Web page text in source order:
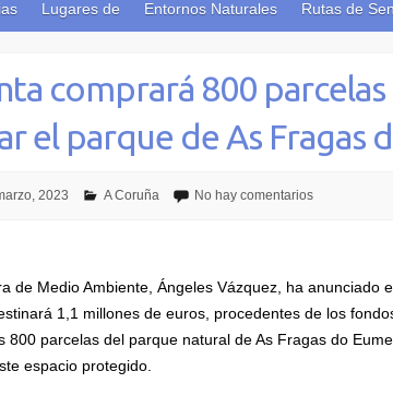
Lugares de Entornos Naturales Rutas de
comprará 800 parcelas
el parque de As Fragas
2023 A Coruña No hay comentarios
de Medio Ambiente, Ángeles Vázquez, ha anunciado
1,1 millones de euros, procedentes de los
800 parcelas del parque natural de As Fragas do
espacio protegido.